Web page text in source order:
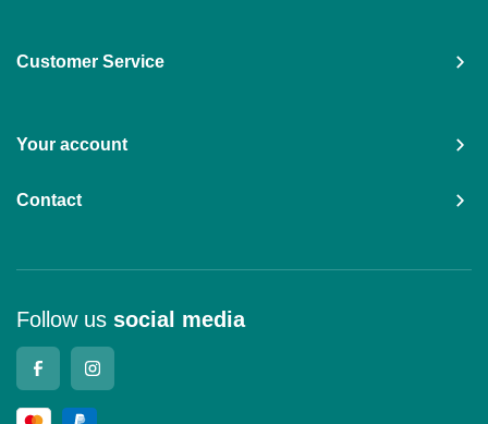
Customer Service
Your account
Contact
Follow us social media